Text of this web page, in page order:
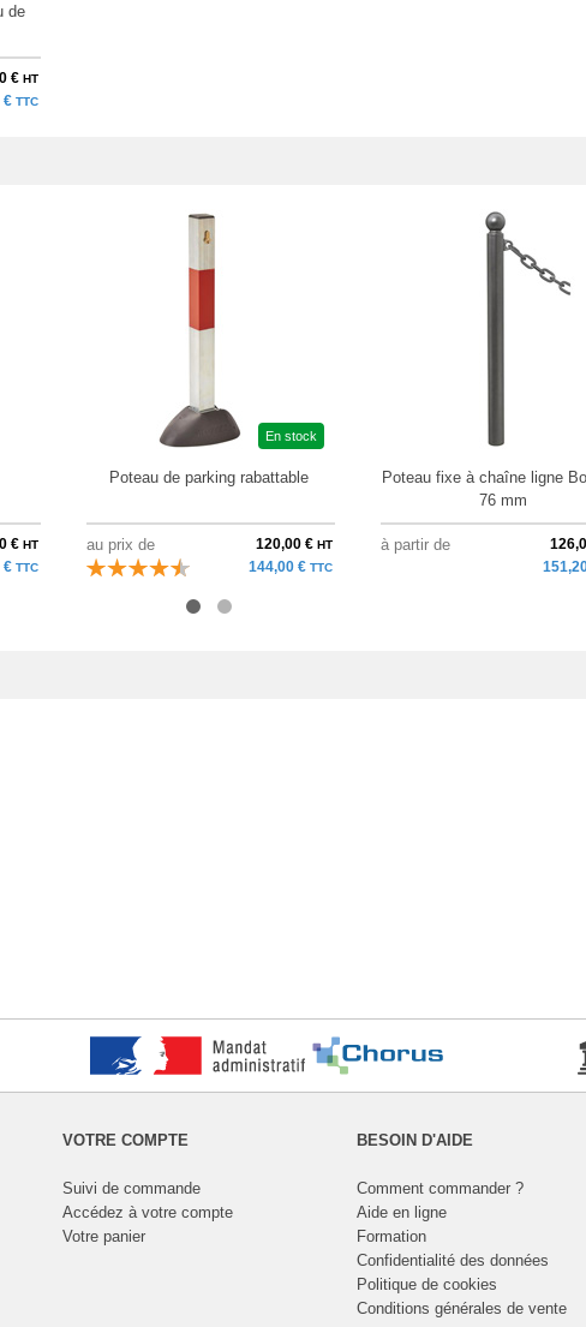
de
€ HT
€ TTC
€ HT
€ TTC
En stock
Poteau de parking rabattable
au prix de 120,00 € HT
144,00 € TTC
Poteau fixe à chaîne ligne
76 mm
à partir de
VOTRE COMPTE
Suivi de commande
Accédez à votre compte
Votre panier
BESOIN D'AIDE
Comment commander ?
Aide en ligne
Formation
Confidentialité des données
Politique de cookies
Conditions générales de vente